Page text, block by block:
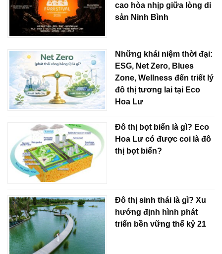
cao hòa nhịp giữa lòng di
sản Ninh Bình
Những khái niệm thời đại:
ESG, Net Zero, Blues
Zone, Wellness đến triết lý
đô thị tương lai tại Eco
Hoa Lư
Đô thị bọt biển là gì? Eco
Hoa Lư có được coi là đô
thị bọt biển?
Đô thị sinh thái là gì? Xu
hướng định hình phát
triển bền vững thế kỷ 21